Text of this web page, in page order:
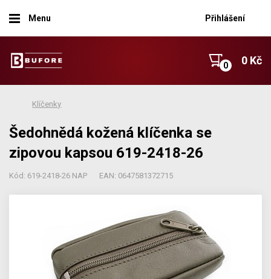
Menu Přihlášení
0 Kč
Klíčenky
Šedohnědá kožená klíčenka se
zipovou kapsou 619-2418-26
Kód: 619-2418-26 NAP EAN: 0647581372715